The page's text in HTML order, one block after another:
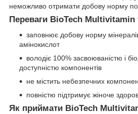
неможливо отримати добову норму
Переваги BioTech Multivitamin
заповнює добову норму мінералів,
амінокислот
володіє 100% засвоюваністю і
доступністю компонентів
не містить небезпечних
повністю підтримує жіноче
Як приймати BioTech